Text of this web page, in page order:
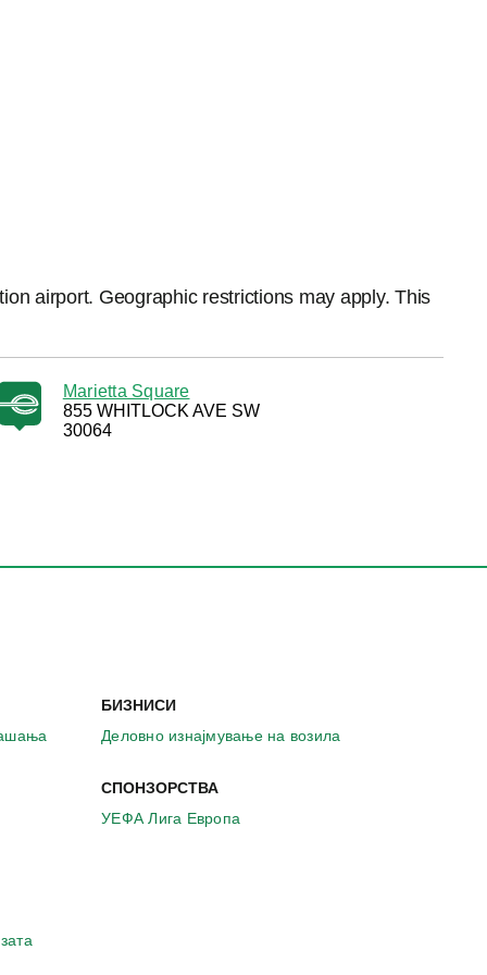
airport. Geographic restrictions may apply. This
Marietta Square
855 WHITLOCK AVE SW
30064
БИЗНИСИ
Деловно изнајмување на возила
СПОНЗОРСТВА
УЕФА Лига Европа